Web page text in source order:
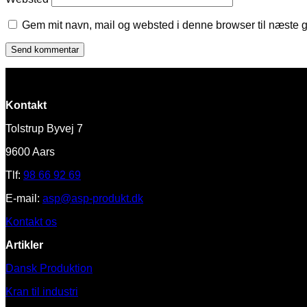
Gem mit navn, mail og websted i denne browser til næste
Kontakt
Tolstrup Byvej 7
9600 Aars
Tlf: 98 66 92 69
E-mail: asp@asp-produkt.dk
Kontakt os
Artikler
Dansk Produktion
Kran til industri